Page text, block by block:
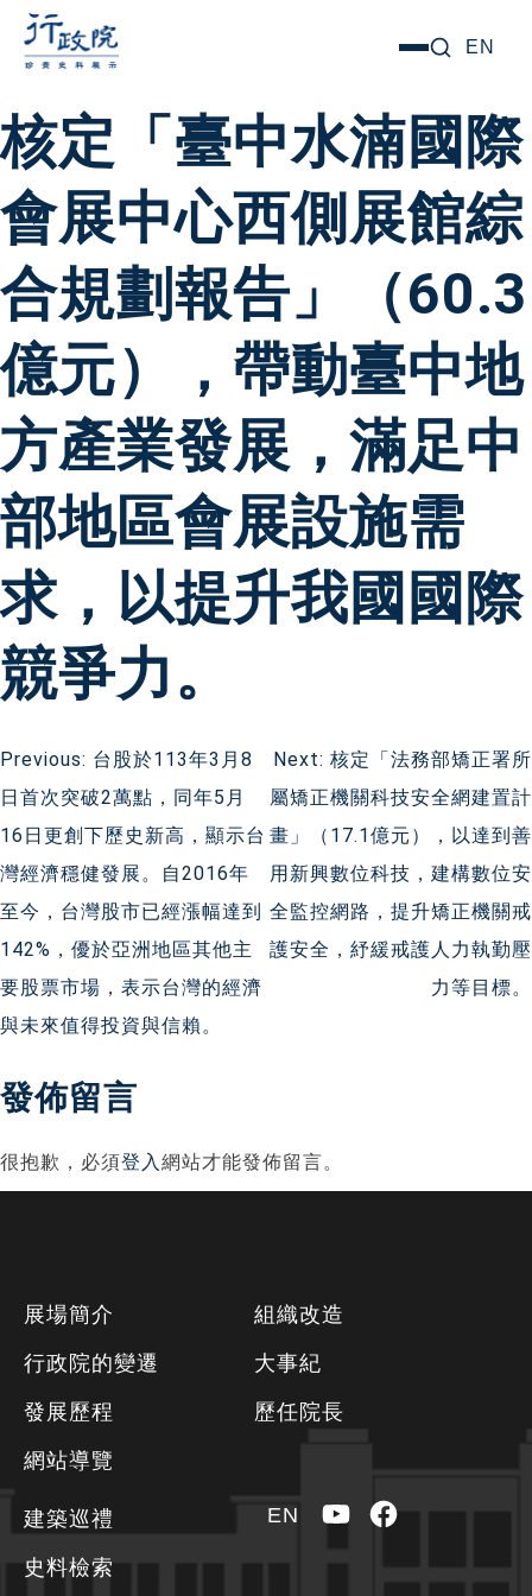
要
內
容
選
EN
核定「臺中水湳國際
會展中心西側展館綜
合規劃報告」（60.3
億元），帶動臺中地
方產業發展，滿足中
部地區會展設施需
求，以提升我國國際
競爭力。
文
章
導
覽
Previous: 台股於113年3月8
日首次突破2萬點，同年5月
16日更創下歷史新高，顯示台
灣經濟穩健發展。自2016年
至今，台灣股市已經漲幅達到
142%，優於亞洲地區其他主
要股票市場，表示台灣的經濟
與未來值得投資與信賴。
Next: 核定「法務部矯正署所
屬矯正機關科技安全網建置計
畫」（17.1億元），以達到善
用新興數位科技，建構數位安
全監控網路，提升矯正機關戒
護安全，紓緩戒護人力執勤壓
力等目標。
發佈留言
很抱歉，必須登入網站才能發佈留言。
展場簡介
行政院的變遷
發展歷程
網站導覽
組織改造
大事紀
歷任院長
建築巡禮
史料檢索
EN YouTubeFacebook